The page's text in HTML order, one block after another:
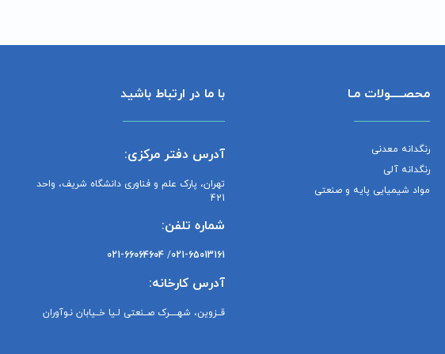
محصــــولات مـا
رنگدانه معدنی
رنگدانه آلی
مواد شیمیایی پایه و صنعتی
با ما در ارتباط باشید
آدرس دفتر مرکزی:
تهران، پارک علم و فناوری دانشگاه شریف، واحد
421
شماره تلفن:
021-65013161
/
021-66064604
آدرس کارخانه:
قــزوین، شهـــــرک صــنعتی لـیا خــیابان نـوآوران